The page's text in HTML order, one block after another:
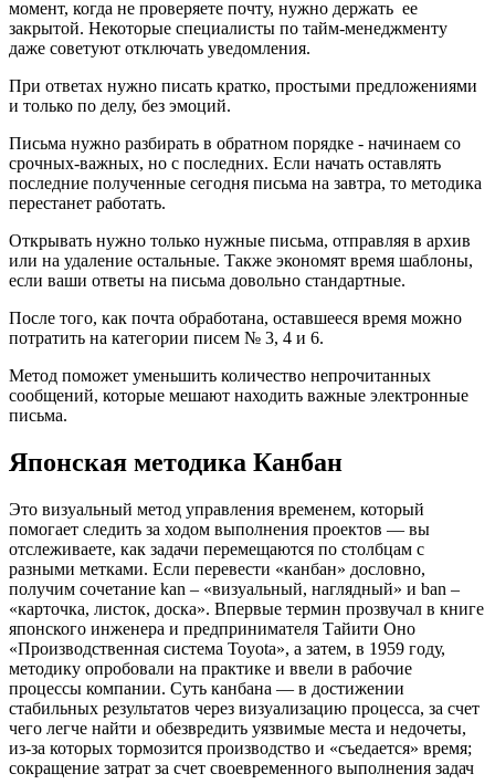
момент, когда не проверяете почту, нужно держать ее
закрытой. Некоторые специалисты по тайм-менеджменту
даже советуют отключать уведомления.
При ответах нужно писать кратко, простыми предложениями
и только по делу, без эмоций.
Письма нужно разбирать в обратном порядке - начинаем со
срочных-важных, но с последних. Если начать оставлять
последние полученные сегодня письма на завтра, то методика
перестанет работать.
Открывать нужно только нужные письма, отправляя в архив
или на удаление остальные. Также экономят время шаблоны,
если ваши ответы на письма довольно стандартные.
После того, как почта обработана, оставшееся время можно
потратить на категории писем № 3, 4 и 6.
Метод поможет уменьшить количество непрочитанных
сообщений, которые мешают находить важные электронные
письма.
Японская методика Канбан
Это визуальный метод управления временем, который
помогает следить за ходом выполнения проектов — вы
отслеживаете, как задачи перемещаются по столбцам с
разными метками. Если перевести «канбан» дословно,
получим сочетание kan – «визуальный, наглядный» и ban –
«карточка, листок, доска». Впервые термин прозвучал в книге
японского инженера и предпринимателя Тайити Оно
«Производственная система Toyota», а затем, в 1959 году,
методику опробовали на практике и ввели в рабочие
процессы компании. Суть канбана — в достижении
стабильных результатов через визуализацию процесса, за счет
чего легче найти и обезвредить уязвимые места и недочеты,
из-за которых тормозится производство и «съедается» время;
сокращение затрат за счет своевременного выполнения задач